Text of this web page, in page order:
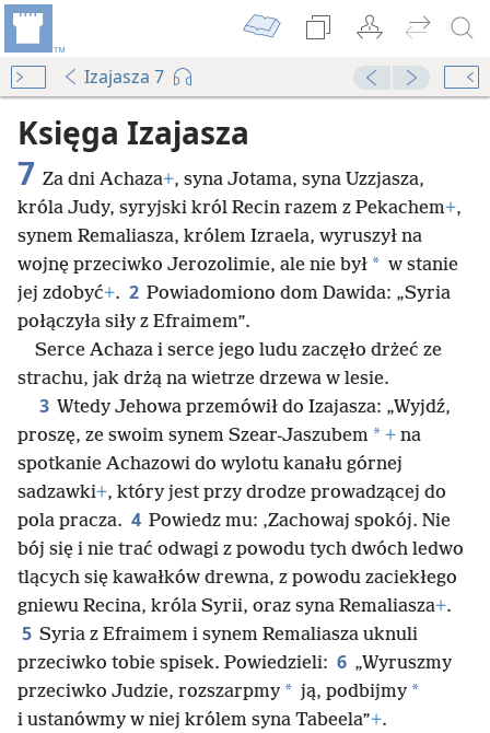
Izajasza 7
Księga Izajasza
7 Za dni Achaza+, syna Jotama, syna Uzzjasza,
króla Judy, syryjski król Recin razem z Pekachem+,
synem Remaliasza, królem Izraela, wyruszył na
wojnę przeciwko Jerozolimie, ale nie był * w stanie
jej zdobyć+. 2 Powiadomiono dom Dawida: „Syria
połączyła siły z Efraimem”.
Serce Achaza i serce jego ludu zaczęło drżeć ze
strachu, jak drżą na wietrze drzewa w lesie.
3 Wtedy Jehowa przemówił do Izajasza: „Wyjdź,
proszę, ze swoim synem Szear-Jaszubem * + na
spotkanie Achazowi do wylotu kanału górnej
sadzawki+, który jest przy drodze prowadzącej do
pola pracza. 4 Powiedz mu: ‚Zachowaj spokój. Nie
bój się i nie trać odwagi z powodu tych dwóch ledwo
tlących się kawałków drewna, z powodu zaciekłego
gniewu Recina, króla Syrii, oraz syna Remaliasza+.
5 Syria z Efraimem i synem Remaliasza uknuli
przeciwko tobie spisek. Powiedzieli: 6 „Wyruszmy
przeciwko Judzie, rozszarpmy * ją, podbijmy *
i ustanówmy w niej królem syna Tabeela”+.